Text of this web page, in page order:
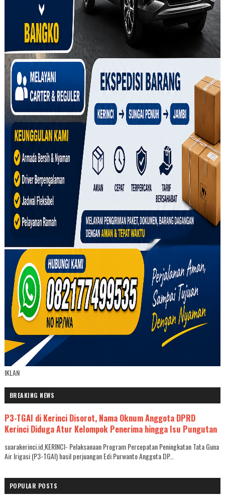
IKLAN
BREAKING NEWS
P3-TGAI di Kerinci Disorot, Nama Oknum Anggota DPRD
Kerinci Diduga Atur Kelompok Penerima hingga Isu Pungutan
suarakerinci.id,KERINCI- Pelaksanaan Program Percepatan Peningkatan Tata Guna
Air Irigasi (P3-TGAI) hasil perjuangan Edi Purwanto Anggota DP...
POPULAR POSTS